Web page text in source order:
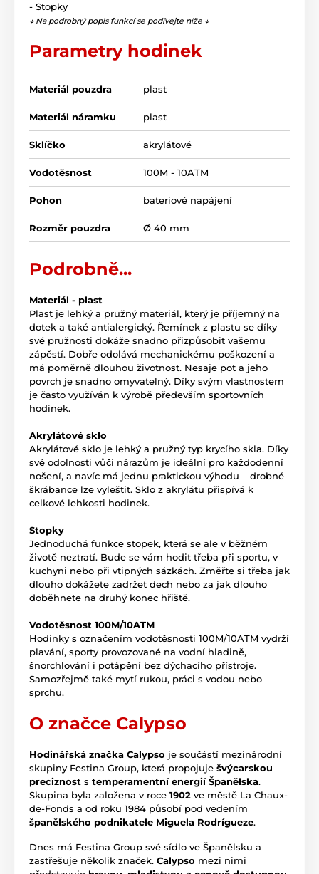
- Stopky
↓ Na podrobný popis funkcí se podívejte níže ↓
Parametry hodinek
Materiál pouzdra plast
Materiál náramku plast
Sklíčko akrylátové
Vodotěsnost 100M - 10ATM
Pohon bateriové napájení
Rozměr pouzdra Ø 40 mm
Podrobně...
Materiál - plast
Plast je lehký a pružný materiál, který je příjemný na
dotek a také antialergický. Řemínek z plastu se díky
své pružnosti dokáže snadno přizpůsobit vašemu
zápěstí. Dobře odolává mechanickému poškození a
má poměrně dlouhou životnost. Nesaje pot a jeho
povrch je snadno omyvatelný. Díky svým vlastnostem
je často využíván k výrobě především sportovních
hodinek.
Akrylátové sklo
Akrylátové sklo je lehký a pružný typ krycího skla. Díky
své odolnosti vůči nárazům je ideální pro každodenní
nošení, a navíc má jednu praktickou výhodu – drobné
škrábance lze vyleštit. Sklo z akrylátu přispívá k
celkové lehkosti hodinek.
Stopky
Jednoduchá funkce stopek, která se ale v běžném
životě neztratí. Bude se vám hodit třeba při sportu, v
kuchyni nebo při vtipných sázkách. Změřte si třeba jak
dlouho dokážete zadržet dech nebo za jak dlouho
doběhnete na druhý konec hřiště.
Vodotěsnost 100M/10ATM
Hodinky s označením vodotěsnosti 100M/10ATM vydrží
plavání, sporty provozované na vodní hladině,
šnorchlování i potápění bez dýchacího přístroje.
Samozřejmě také mytí rukou, práci s vodou nebo
sprchu.
O značce Calypso
Hodinářská značka Calypso je součástí mezinárodní
skupiny Festina Group, která propojuje švýcarskou
preciznost s temperamentní energií Španělska.
Skupina byla založena v roce 1902 ve městě La Chaux-
de-Fonds a od roku 1984 působí pod vedením
španělského podnikatele Miguela Rodrígueze.
Dnes má Festina Group své sídlo ve Španělsku a
zastřešuje několik značek. Calypso mezi nimi